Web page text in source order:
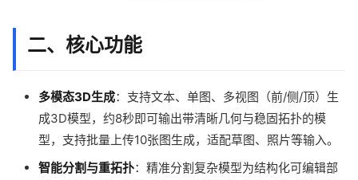
二、核心功能
多模态3D生成：支持文本、单图、多视图（前/侧/顶）生
成3D模型，约8秒即可输出带清晰几何与稳固拓扑的模
型，支持批量上传10张图生成，适配草图、照片等输入。
智能分割与重拓扑：精准分割复杂模型为结构化可编辑部